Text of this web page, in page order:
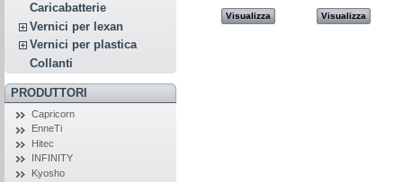
Caricabatterie
Vernici per lexan
Vernici per plastica
Collanti
PRODUTTORI
Capricorn
EnneTi
Hitec
INFINITY
Kyosho
Visualizza Visualizza